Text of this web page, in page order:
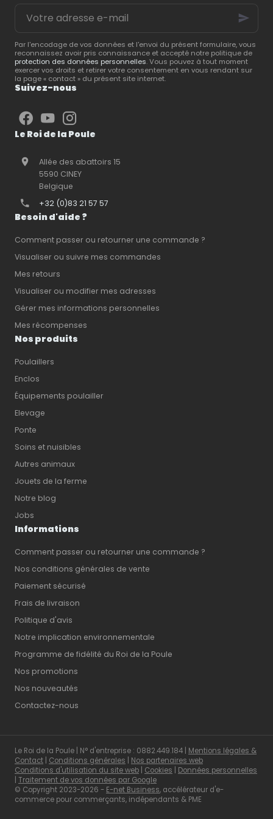
essentielspour créer
un espace pratique,
entretenir.
conseils pour créer un
répondant aux besoins
de vos animaux.
adresse
mail
Par l'encodage de vos données et l'envoi du présent formulaire, vous
reconnaissez avoir pris connaissance et accepté notre politique de
protection des données personnelles. Vous pouvez à tout moment
exercer vos droits et retirer votre consentement en vous rendant sur
la page « contact » du présent site internet.
Suivez-nous
Le Roi de la Poule
Allée des abattoirs 15
5590 CINEY
Belgique
+32 (0)83 21 57 57
Besoin d'aide ?
Comment passer ou retourner une commande ?
Visualiser ou suivre mes commandes
Mes retours
Visualiser ou modifier mes adresses
Gérer mes informations personnelles
Mes récompenses
Nos produits
Poulaillers
Enclos
Équipements poulailler
Elevage
Ponte
Soins et nuisibles
Autres animaux
Jouets de la ferme
Notre blog
Jobs
Informations
Comment passer ou retourner une commande ?
Nos conditions générales de vente
Paiement sécurisé
Frais de livraison
Politique d'avis
Notre implication environnementale
Programme de fidélité du Roi de la Poule
Nos promotions
Nos nouveautés
Contactez-nous
Le Roi de la Poule | N° d'entreprise : 0882.449.184 | Mentions légales &
Contact
Conditions générales
Nos partenaires web
Conditions d'utilisation du site web
Cookies
Données personnelles
Traitement de vos données par Google
© Copyright 2023-2026 - E-net Business, accélérateur d'e-
commerce pour commerçants, indépendants & PME